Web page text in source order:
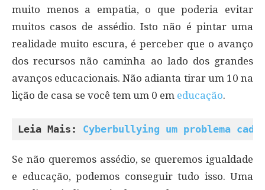
muito menos a empatia, o que poderia evitar
muitos casos de assédio. Isto não é pintar uma
realidade muito escura, é perceber que o avanço
dos recursos não caminha ao lado dos grandes
avanços educacionais. Não adianta tirar um 10 na
lição de casa se você tem um 0 em educação.
Leia Mais: Cyberbullying um problema
Se não queremos assédio, se queremos igualdade
e educação, podemos conseguir tudo isso. Uma